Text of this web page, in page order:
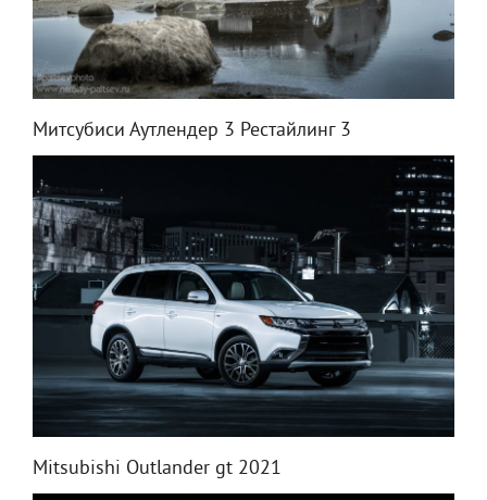
Митсубиси Аутлендер 3 Рестайлинг 3
Mitsubishi Outlander gt 2021